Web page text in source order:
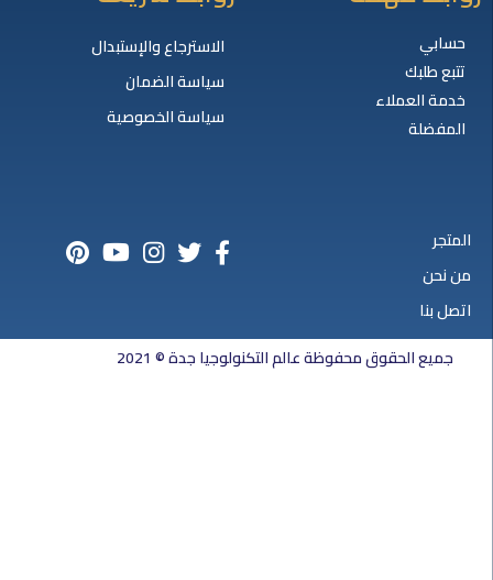
حسابي
تتبع طلبك
خدمة العملاء
المفضلة
الاسترجاع والإستبدال
سياسة الضمان
سياسة الخصوصية
المتجر
من نحن
اتصل بنا
جميع الحقوق محفوظة عالم التكنولوجيا جدة © 2021